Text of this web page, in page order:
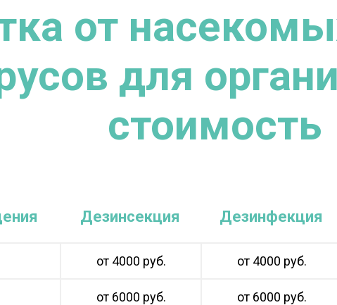
от
для
стоимость
Дезинсекция Дезинфекция
от 4000 руб. от 4000 руб.
от 6000 руб. от 6000 руб.